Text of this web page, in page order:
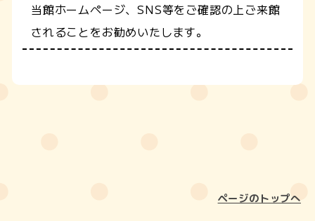
当館ホームページ、SNS等をご確認の上ご来館
されることをお勧めいたします。
ページのトップへ